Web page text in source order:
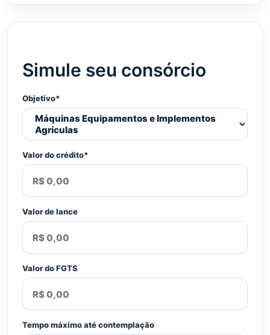
Simule seu consórcio
Objetivo*
Valor do crédito*
Valor de lance
Valor do FGTS
Tempo máximo até contemplação